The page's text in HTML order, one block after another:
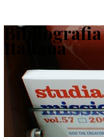
Bibliografia
Italiana